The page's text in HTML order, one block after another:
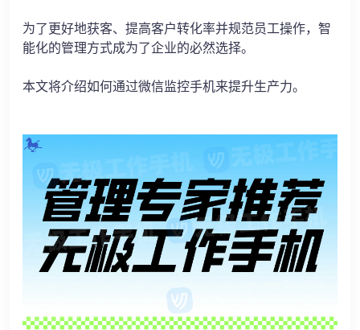
为了更好地获客、提高客户转化率并规范员工操作，智
能化的管理方式成为了企业的必然选择。
本文将介绍如何通过微信监控手机来提升生产力。